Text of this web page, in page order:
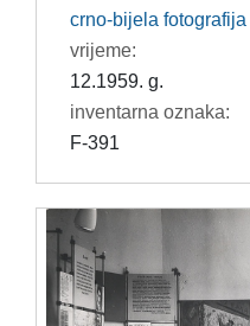
crno-bijela fotografija
vrijeme:
12.1959. g.
inventarna oznaka:
F-391